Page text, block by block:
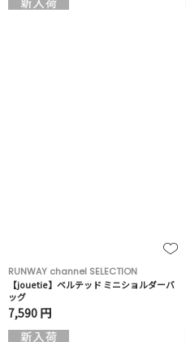
RUNWAY channel SELECTION
【jouetie】ベルテッド ミニショルダーバ
ッグ
7,590 円